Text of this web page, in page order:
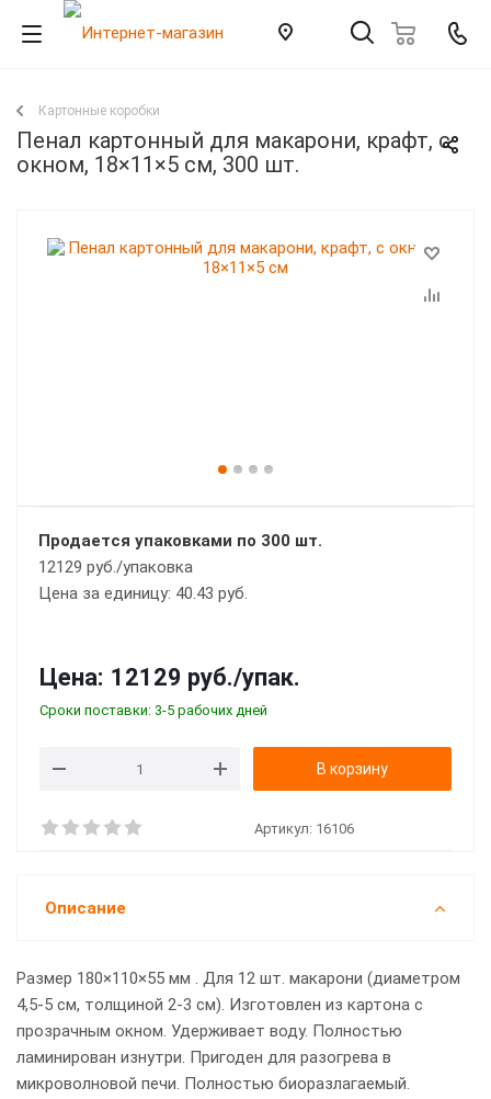
Картонные коробки
Пенал картонный для макарони, крафт, с
окном, 18×11×5 см, 300 шт.
Продается упаковками по 300 шт.
12129 руб./упаковка
Цена за единицу: 40.43 руб.
Цена: 12129 руб./упак.
Сроки поставки: 3-5 рабочих дней
В корзину
Артикул: 16106
Описание
Размер 180×110×55 мм . Для 12 шт. макарони (диаметром
4,5-5 см, толщиной 2-3 см). Изготовлен из картона с
прозрачным окном. Удерживает воду. Полностью
ламинирован изнутри. Пригоден для разогрева в
микроволновой печи. Полностью биоразлагаемый.